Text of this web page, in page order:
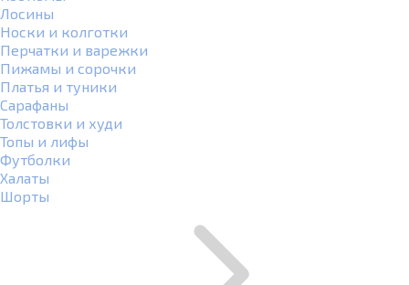
Лосины
Носки и колготки
Перчатки и варежки
Пижамы и сорочки
Платья и туники
Сарафаны
Толстовки и худи
Топы и лифы
Футболки
Халаты
Шорты